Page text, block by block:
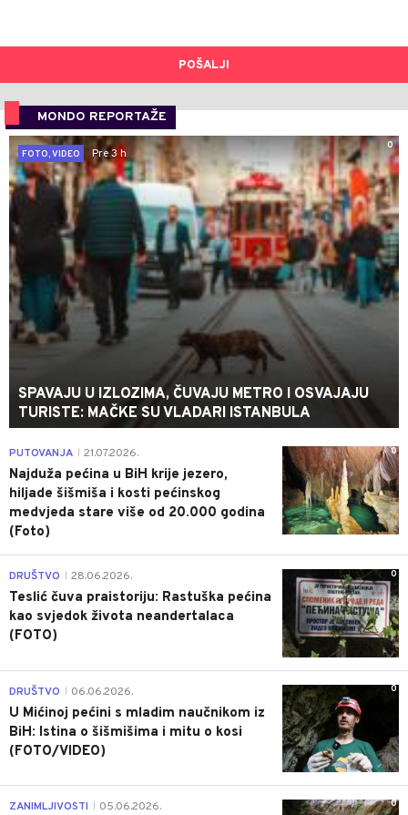
POŠALJI
MONDO REPORTAŽE
0
FOTO, VIDEO
Pre 3 h
SPAVAJU U IZLOZIMA, ČUVAJU METRO I OSVAJAJU
TURISTE: MAČKE SU VLADARI ISTANBULA
0
PUTOVANJA 21.07.2026.
Najduža pećina u BiH krije jezero,
hiljade šišmiša i kosti pećinskog
medvjeda stare više od 20.000 godina
(Foto)
0
DRUŠTVO 28.06.2026.
Teslić čuva praistoriju: Rastuška pećina
kao svjedok života neandertalaca
(FOTO)
0
DRUŠTVO 06.06.2026.
U Mićinoj pećini s mladim naučnikom iz
BiH: Istina o šišmišima i mitu o kosi
(FOTO/VIDEO)
0
ZANIMLJIVOSTI 05.06.2026.